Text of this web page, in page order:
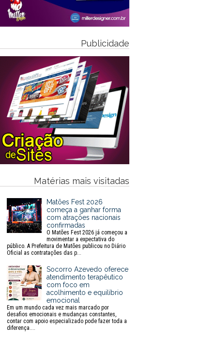
Publicidade
Matérias mais visitadas
Matões Fest 2026
começa a ganhar forma
com atrações nacionais
confirmadas
O Matões Fest 2026 já começou a
movimentar a expectativa do
público. A Prefeitura de Matões publicou no Diário
Oficial as contratações das p...
Socorro Azevedo oferece
atendimento terapêutico
com foco em
acolhimento e equilíbrio
emocional
Em um mundo cada vez mais marcado por
desafios emocionais e mudanças constantes,
contar com apoio especializado pode fazer toda a
diferença....